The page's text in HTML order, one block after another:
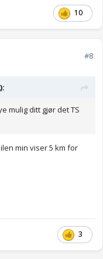
10
#8
mulig ditt gjør det TS
min viser 5 km for
3